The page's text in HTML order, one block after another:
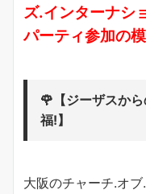
ズ.インターナシ
パーティ参加の
🌹【ジーザスか
福!】
大阪のチャーチ.オ